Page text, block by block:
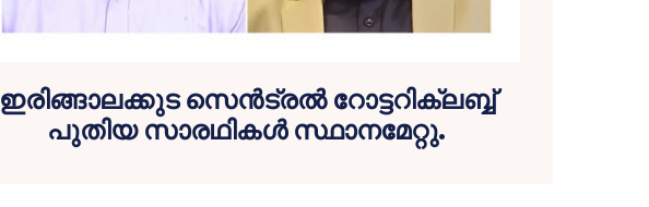
ഇരിങ്ങാലക്കുട സെൻട്രൽ റോട്ടറിക്ലബ്ബ്
പുതിയ സാരഥികൾ സ്ഥാനമേറ്റു.